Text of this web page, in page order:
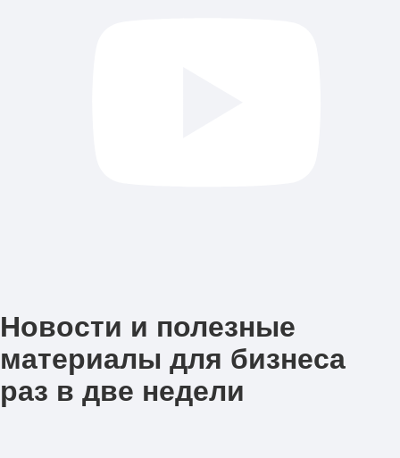
Новости и полезные
материалы для бизнеса
раз в две недели